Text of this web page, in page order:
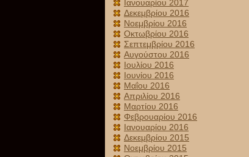
Ιανουαρίου 2017
Δεκεμβρίου 2016
Νοεμβρίου 2016
Οκτωβρίου 2016
Σεπτεμβρίου 2016
Αυγούστου 2016
Ιουλίου 2016
Ιουνίου 2016
Μαΐου 2016
Απριλίου 2016
Μαρτίου 2016
Φεβρουαρίου 2016
Ιανουαρίου 2016
Δεκεμβρίου 2015
Νοεμβρίου 2015